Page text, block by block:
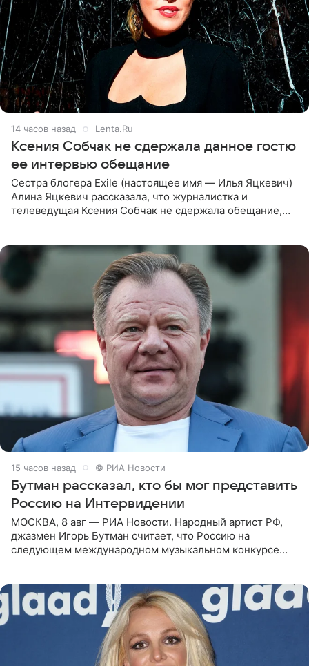
14 часов назад Lenta.Ru
Ксения Собчак не сдержала данное гостю
ее интервью обещание
Сестра блогера Exile (настоящее имя — Илья Яцкевич)
Алина Яцкевич рассказала, что журналистка и
телеведущая Ксения Собчак не сдержала обещание,
15 часов назад © РИА Новости
Бутман рассказал, кто бы мог представить
Россию на Интервидении
МОСКВА, 8 авг — РИА Новости. Народный артист РФ,
джазмен Игорь Бутман считает, что Россию на
следующем международном музыкальном конкурсе